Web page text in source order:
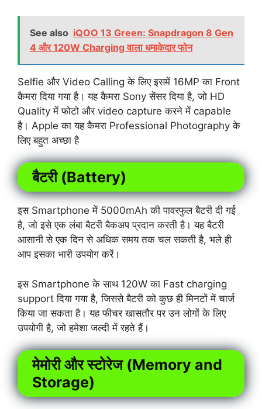
See also iQOO 13 Green: Snapdragon 8 Gen
4 और 120W Charging वाला धमाकेदार फोन
Selfie और Video Calling के लिए इसमें 16MP का Front
कैमरा दिया गया है। यह कैमरा Sony सेंसर दिया है, जो HD
Quality में फोटो और video capture करने में capable
है। Apple का यह कैमरा Professional Photography के
लिए बहुत अच्छा है
बैटरी (Battery)
इस Smartphone में 5000mAh की पावरफुल बैटरी दी गई
है, जो इसे एक लंबा बैटरी बैकअप प्रदान करती है। यह बैटरी
आसानी से एक दिन से अधिक समय तक चल सकती है, भले ही
आप इसका भारी उपयोग करें।
इस Smartphone के साथ 120W का Fast charging
support दिया गया है, जिससे बैटरी को कुछ ही मिनटों में चार्ज
किया जा सकता है। यह फीचर खासतौर पर उन लोगों के लिए
उपयोगी है, जो हमेशा जल्दी में रहते हैं।
मेमोरी और स्टोरेज (Memory and
Storage)